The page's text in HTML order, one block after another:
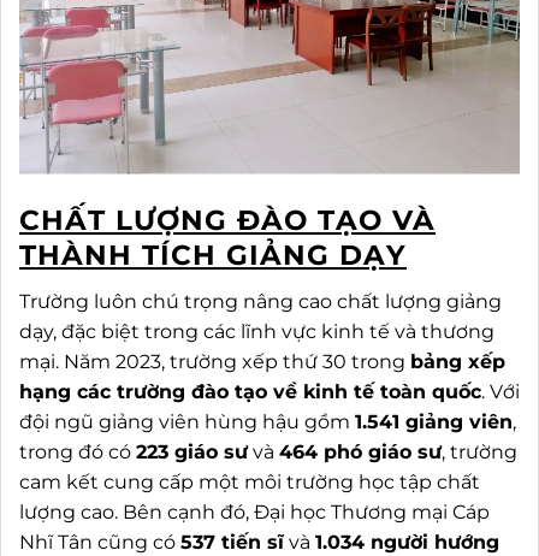
CHẤT LƯỢNG ĐÀO TẠO VÀ
THÀNH TÍCH GIẢNG DẠY
Trường luôn chú trọng nâng cao chất lượng giảng
dạy, đặc biệt trong các lĩnh vực kinh tế và thương
mại. Năm 2023, trường xếp thứ 30 trong bảng xếp
hạng các trường đào tạo về kinh tế toàn quốc. Với
đội ngũ giảng viên hùng hậu gồm 1.541 giảng viên,
trong đó có 223 giáo sưvà 464 phó giáo sư, trường
cam kết cung cấp một môi trường học tập chất
lượng cao. Bên cạnh đó, Đại học Thương mại Cáp
Nhĩ Tân cũng có 537 tiến sĩ và 1.034 người hướng